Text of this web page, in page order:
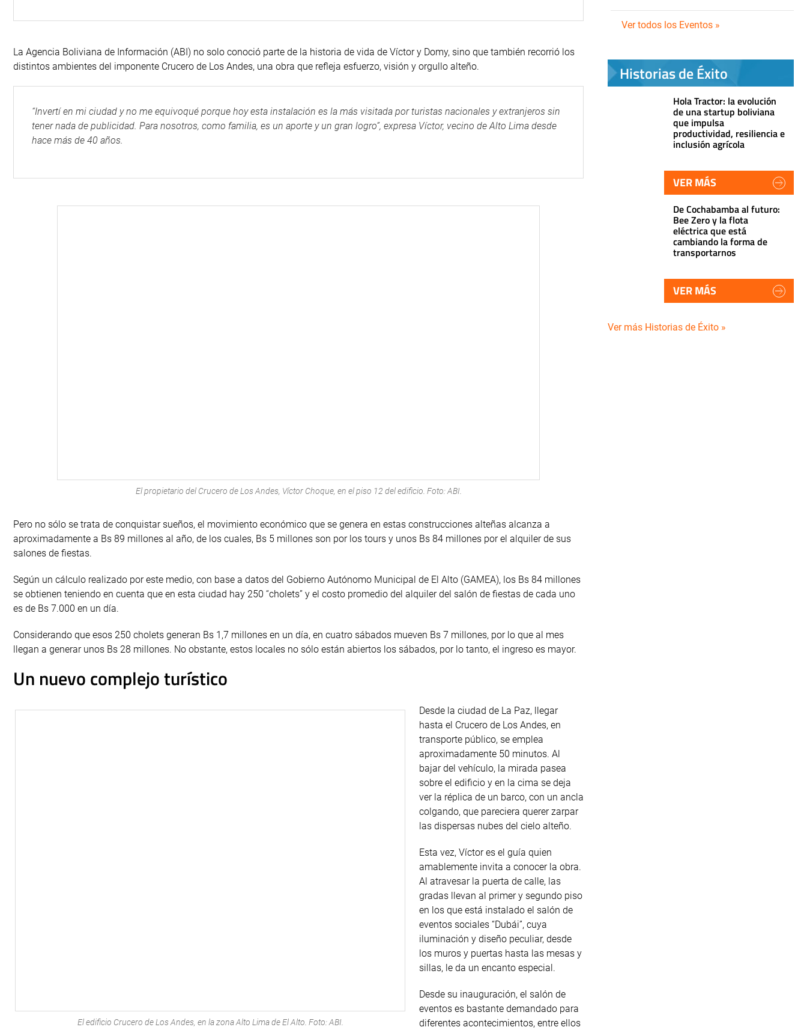
La Agencia Boliviana de Información (ABI) no solo conoció parte de la historia de vida de Víctor y Domy, sino que también recorrió los
distintos ambientes del imponente Crucero de Los Andes, una obra que refleja esfuerzo, visión y orgullo alteño.
“Invertí en mi ciudad y no me equivoqué porque hoy esta instalación es la más visitada por turistas nacionales y extranjeros sin
tener nada de publicidad. Para nosotros, como familia, es un aporte y un gran logro”, expresa Víctor, vecino de Alto Lima desde
hace más de 40 años.
El propietario del Crucero de Los Andes, Víctor Choque, en el piso 12 del edificio. Foto: ABI.
Pero no sólo se trata de conquistar sueños, el movimiento económico que se genera en estas construcciones alteñas alcanza a
aproximadamente a Bs 89 millones al año, de los cuales, Bs 5 millones son por los tours y unos Bs 84 millones por el alquiler de sus
salones de fiestas.
Según un cálculo realizado por este medio, con base a datos del Gobierno Autónomo Municipal de El Alto (GAMEA), los Bs 84 millones
se obtienen teniendo en cuenta que en esta ciudad hay 250 “cholets” y el costo promedio del alquiler del salón de fiestas de cada uno
es de Bs 7.000 en un día.
Considerando que esos 250 cholets generan Bs 1,7 millones en un día, en cuatro sábados mueven Bs 7 millones, por lo que al mes
llegan a generar unos Bs 28 millones. No obstante, estos locales no sólo están abiertos los sábados, por lo tanto, el ingreso es mayor.
Un nuevo complejo turístico
El edificio Crucero de Los Andes, en la zona Alto Lima de El Alto. Foto: ABI.
Desde la ciudad de La Paz, llegar
hasta el Crucero de Los Andes, en
transporte público, se emplea
aproximadamente 50 minutos. Al
bajar del vehículo, la mirada pasea
sobre el edificio y en la cima se deja
ver la réplica de un barco, con un ancla
colgando, que pareciera querer zarpar
las dispersas nubes del cielo alteño.
Esta vez, Víctor es el guía quien
amablemente invita a conocer la obra.
Al atravesar la puerta de calle, las
gradas llevan al primer y segundo piso
en los que está instalado el salón de
eventos sociales “Dubái”, cuya
iluminación y diseño peculiar, desde
los muros y puertas hasta las mesas y
sillas, le da un encanto especial.
Desde su inauguración, el salón de
eventos es bastante demandado para
diferentes acontecimientos, entre ellos
Ver todos los Eventos »
Historias de Éxito
Hola Tractor: la evolución
de una startup boliviana
que impulsa
productividad, resiliencia e
inclusión agrícola
VER MÁS
De Cochabamba al futuro:
Bee Zero y la flota
eléctrica que está
cambiando la forma de
transportarnos
VER MÁS
Ver más Historias de Éxito »